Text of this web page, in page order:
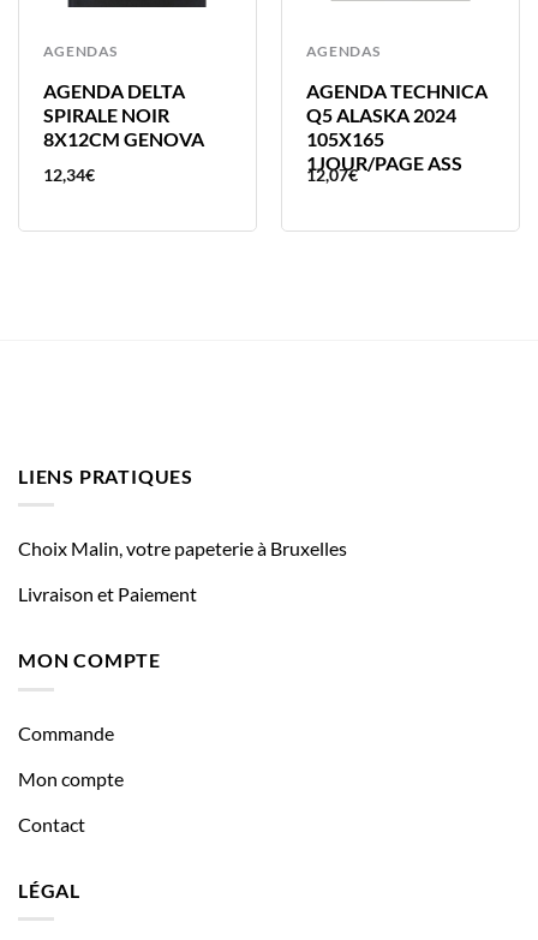
AGENDAS
AGENDA DELTA
SPIRALE NOIR
8X12CM GENOVA
12,34€
AGENDAS
AGENDA TECHNICA
Q5 ALASKA 2024
105X165
1JOUR/PAGE ASS
12,07€
LIENS PRATIQUES
Choix Malin, votre papeterie à Bruxelles
Livraison et Paiement
MON COMPTE
Commande
Mon compte
Contact
LÉGAL